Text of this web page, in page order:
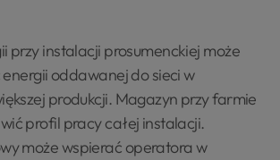
przy instalacji prosumenckiej może
energii oddawanej do sieci w
produkcji. Magazyn przy farmie
profil pracy całej instalacji.
może wspierać operatora w